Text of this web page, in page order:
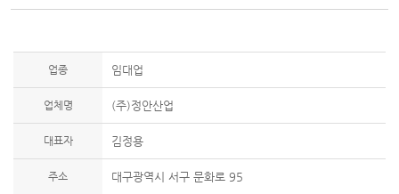
업종 임대업
업체명 (주)정안산업
대표자 김정용
주소 대구광역시 서구 문화로 95